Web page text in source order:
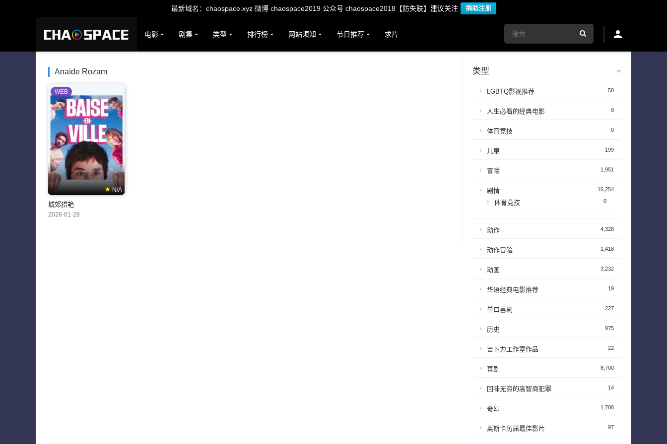
最新域名：chaospace.xyz 微博 chaospace2019 公众号 chaospace2018【防失联】建议关注 捐助注册
电影 剧集 类型 排行榜 网站须知 节日推荐 求片
Anaïde Rozam
N/A
WEB
城郊猎艳
2026-01-28
类型
LGBTQ影视推荐 50
人生必看的经典电影 9
体育竞技 0
儿童 199
冒险 1,951
剧情 16,254
体育竞技 0
动作 4,328
动作冒险 1,418
动画 3,232
华语经典电影推荐 19
单口喜剧 227
历史 975
吉卜力工作室作品 22
喜剧 8,700
回味无穷的高智商犯罪 14
奇幻 1,708
奥斯卡历届最佳影片 97